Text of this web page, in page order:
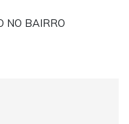
NO BAIRRO